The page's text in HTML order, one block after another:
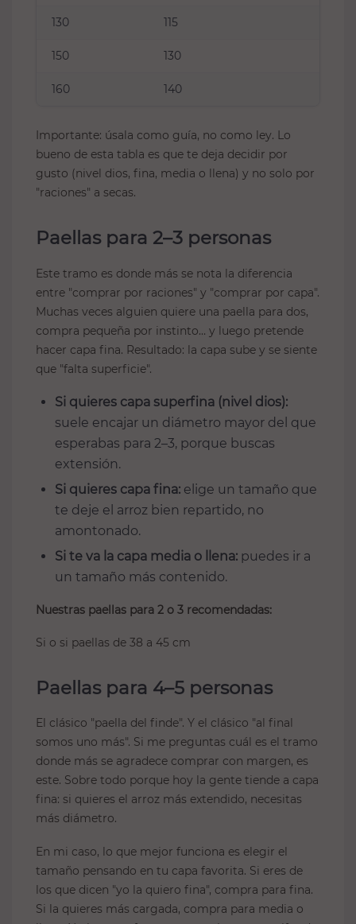
130 115
150 130
160 140
Importante: úsala como guía, no como ley. Lo
bueno de esta tabla es que te deja decidir por
gusto (nivel dios, fina, media o llena) y no solo por
"raciones" a secas.
Paellas para 2–3 personas
Este tramo es donde más se nota la diferencia
entre "comprar por raciones" y "comprar por capa".
Muchas veces alguien quiere una paella para dos,
compra pequeña por instinto… y luego pretende
hacer capa fina. Resultado: la capa sube y se siente
que "falta superficie".
Si quieres capa superfina (nivel dios):
suele encajar un diámetro mayor del que
esperabas para 2–3, porque buscas
extensión.
Si quieres capa fina: elige un tamaño que
te deje el arroz bien repartido, no
amontonado.
Si te va la capa media o llena: puedes ir a
un tamaño más contenido.
Nuestras paellas para 2 o 3 recomendadas:
Si o si paellas de 38 a 45 cm
Paellas para 4–5 personas
El clásico "paella del finde". Y el clásico "al final
somos uno más". Si me preguntas cuál es el tramo
donde más se agradece comprar con margen, es
este. Sobre todo porque hoy la gente tiende a capa
fina: si quieres el arroz más extendido, necesitas
más diámetro.
En mi caso, lo que mejor funciona es elegir el
tamaño pensando en tu capa favorita. Si eres de
los que dicen "yo la quiero fina", compra para fina.
Si la quieres más cargada, compra para media o